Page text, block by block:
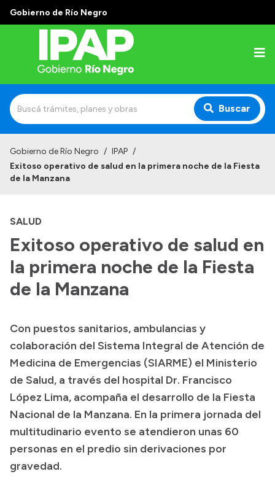
Gobierno de Río Negro
Buscar
Institucional
Autoridades
Alumnos
Docentes y Capacitadores
Delegaciones
Accesos directos
SIU GUARANÍ
SECUNDARIO
TECNICATURAS
CAPACITACIONES
Gobierno de Río Negro / IPAP /
Exitoso operativo de salud en la primera noche de la Fiesta
de la Manzana
SALUD
Exitoso operativo de salud en
la primera noche de la Fiesta
de la Manzana
Con puestos sanitarios, ambulancias y
colaboración del Sistema Integral de Atención de
Medicina de Emergencias (SIARME) el Ministerio
de Salud, a través del hospital Dr. Francisco
López Lima, acompaña el desarrollo de la Fiesta
Nacional de la Manzana. En la primera jornada del
multitudinario evento se atendieron unas 60
personas en el predio sin derivaciones por
gravedad.